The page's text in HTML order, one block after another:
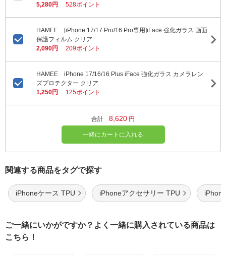
5,280円
528ポイント
HAMEE [iPhone 17/17 Pro/16 Pro専用]iFace 強化ガラス 画面
保護フィルム クリア
2,090円
209ポイント
HAMEE iPhone 17/16/16 Plus iFace 強化ガラス カメラレン
ズプロテクター クリア
1,250円
125ポイント
合計 8,620 円
一緒にカートに入れる
関連する商品をタグで探す
iPhoneケース TPU iPhoneアクセサリー TPU
ご一緒にいかがですか？よく一緒に購入されている商品は
こちら！